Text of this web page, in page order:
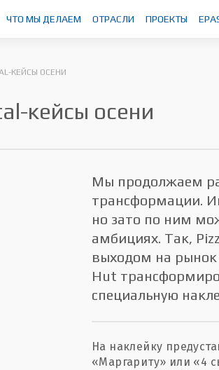
ЧТО МЫ ДЕЛАЕМ ОТРАСЛИ ПРОЕКТЫ
КЕЙСЫ ОСЕНИ
кейсы осени
Мы продолжаем
трансформации.
но зато по ним
амбициях. Так,
выходом на рынок
Hut
специальную
На наклейку
«Маргариту» или «4